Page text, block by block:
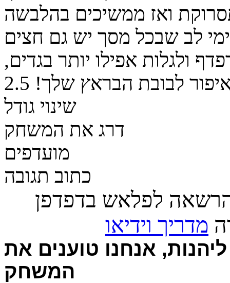
ואז ממשיכים בהלבשה
לב שבכל מסך יש גם חצים
ולגלות אפילו יותר בגדים,
לבובת הבראץ שלך! 2.5
שינוי גודל
דרג את המשחק
מועדפים
כתוב תגובה
לפלאש בדפדפן
מדריך וידיאו
אנחנו טוענים את
המשחק